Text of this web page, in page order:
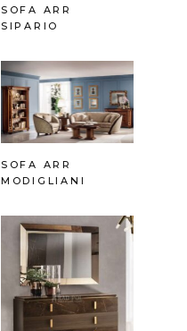
SOFA ARR
SIPARIO
SOFA ARR
MODIGLIANI